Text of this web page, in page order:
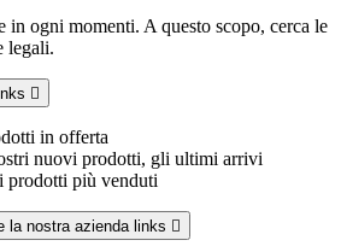
in ogni momenti. A questo scopo, cerca le
legali.

in offerta
nuovi prodotti, gli ultimi arrivi
prodotti più venduti
la nostra azienda links 